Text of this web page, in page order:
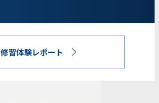
修習体験レポート